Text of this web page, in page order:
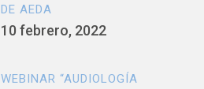
DE AEDA
10 febrero, 2022
WEBINAR “AUDIOLOGÍA